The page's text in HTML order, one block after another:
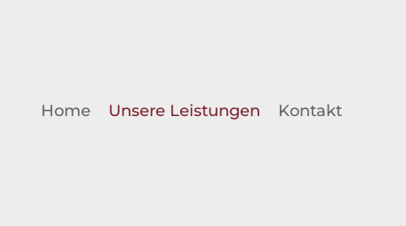
Home Unsere Leistungen Kontakt